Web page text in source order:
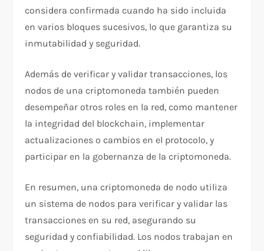
considera confirmada cuando ha sido incluida
en varios bloques sucesivos, lo que garantiza su
inmutabilidad y seguridad.
Además de verificar y validar transacciones, los
nodos de una criptomoneda también pueden
desempeñar otros roles en la red, como mantener
la integridad del blockchain, implementar
actualizaciones o cambios en el protocolo, y
participar en la gobernanza de la criptomoneda.
En resumen, una criptomoneda de nodo utiliza
un sistema de nodos para verificar y validar las
transacciones en su red, asegurando su
seguridad y confiabilidad. Los nodos trabajan en